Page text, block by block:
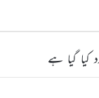
گیا ہے